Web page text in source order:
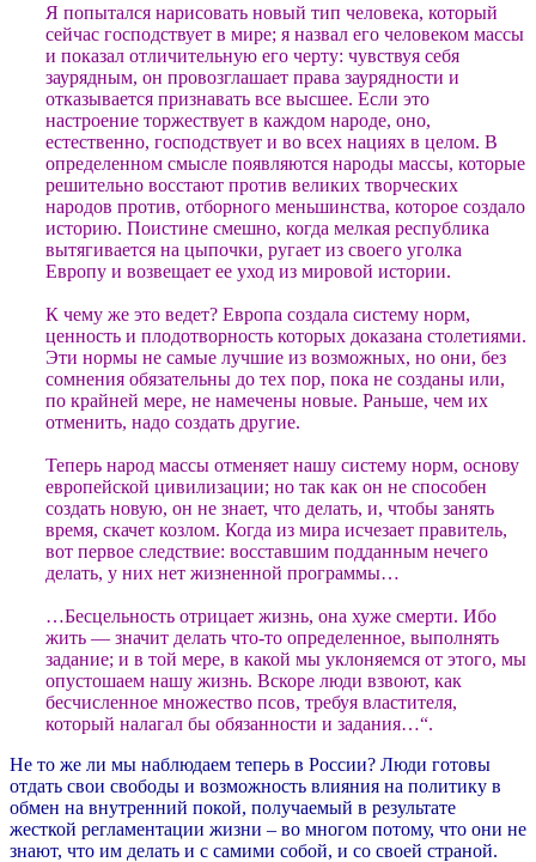
Я попытался нарисовать новый тип человека, который
сейчас господствует в мире; я назвал его человеком массы
и показал отличительную его черту: чувствуя себя
заурядным, он провозглашает права заурядности и
отказывается признавать все высшее. Если это
настроение торжествует в каждом народе, оно,
естественно, господствует и во всех нациях в целом. В
определенном смысле появляются народы массы, которые
решительно восстают против великих творческих
народов против, отборного меньшинства, которое создало
историю. Поистине смешно, когда мелкая республика
вытягивается на цыпочки, ругает из своего уголка
Европу и возвещает ее уход из мировой истории.
К чему же это ведет? Европа создала систему норм,
ценность и плодотворность которых доказана столетиями.
Эти нормы не самые лучшие из возможных, но они, без
сомнения обязательны до тех пор, пока не созданы или,
по крайней мере, не намечены новые. Раньше, чем их
отменить, надо создать другие.
Теперь народ массы отменяет нашу систему норм, основу
европейской цивилизации; но так как он не способен
создать новую, он не знает, что делать, и, чтобы занять
время, скачет козлом. Когда из мира исчезает правитель,
вот первое следствие: восставшим подданным нечего
делать, у них нет жизненной программы…
…Бесцельность отрицает жизнь, она хуже смерти. Ибо
жить — значит делать что-то определенное, выполнять
задание; и в той мере, в какой мы уклоняемся от этого, мы
опустошаем нашу жизнь. Вскоре люди взвоют, как
бесчисленное множество псов, требуя властителя,
который налагал бы обязанности и задания…“.
Не то же ли мы наблюдаем теперь в России? Люди готовы
отдать свои свободы и возможность влияния на политику в
обмен на внутренний покой, получаемый в результате
жесткой регламентации жизни – во многом потому, что они не
знают, что им делать и с самими собой, и со своей страной.